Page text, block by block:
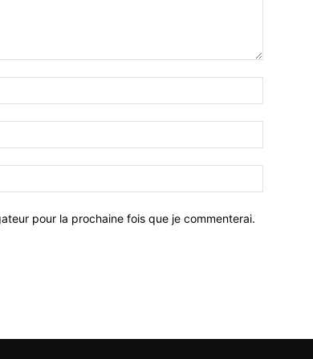
pour la prochaine fois que je commenterai.